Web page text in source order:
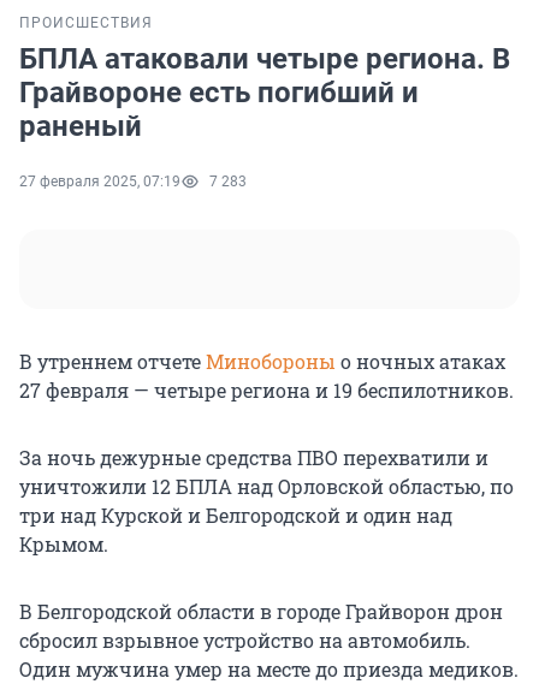
ПРОИСШЕСТВИЯ
БПЛА атаковали четыре региона. В
Грайвороне есть погибший и
раненый
27 февраля 2025, 07:19 7 283
В утреннем отчетеМинобороны о ночных атаках
27 февраля — четыре региона и 19 беспилотников.
За ночь дежурные средства ПВО перехватили и
уничтожили 12 БПЛА над Орловской областью, по
три над Курской и Белгородской и один над
Крымом.
В Белгородской области в городе Грайворон дрон
сбросил взрывное устройство на автомобиль.
Один мужчина умер на месте до приезда медиков.